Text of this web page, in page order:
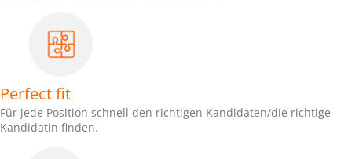
Perfect fit
Für jede Position schnell den richtigen Kandidaten/die richtige
Kandidatin finden.